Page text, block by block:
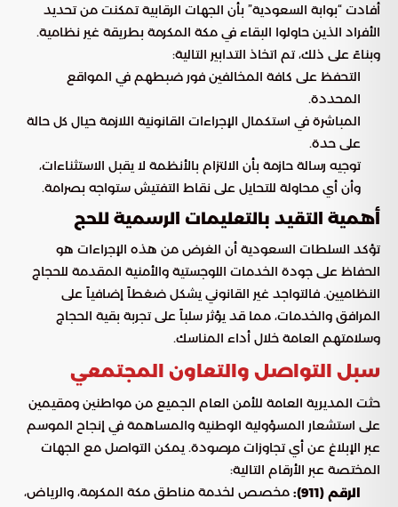
أفادت “بوابة السعودية” بأن الجهات الرقابية تمكنت من تحديد
الأفراد الذين حاولوا البقاء في مكة المكرمة بطريقة غير نظامية.
وبناءً على ذلك، تم اتخاذ التدابير التالية:
التحفظ على كافة المخالفين فور ضبطهم في المواقع
المحددة.
المباشرة في استكمال الإجراءات القانونية اللازمة حيال كل حالة
على حدة.
توجيه رسالة حازمة بأن الالتزام بالأنظمة لا يقبل الاستثناءات،
وأن أي محاولة للتحايل على نقاط التفتيش ستواجه بصرامة.
أهمية التقيد بالتعليمات الرسمية للحج
تؤكد السلطات السعودية أن الغرض من هذه الإجراءات هو
الحفاظ على جودة الخدمات اللوجستية والأمنية المقدمة للحجاج
النظاميين. فالتواجد غير القانوني يشكل ضغطاً إضافياً على
المرافق والخدمات، مما قد يؤثر سلباً على تجربة بقية الحجاج
وسلامتهم العامة خلال أداء المناسك.
سبل التواصل والتعاون المجتمعي
حثت المديرية العامة للأمن العام الجميع من مواطنين ومقيمين
على استشعار المسؤولية الوطنية والمساهمة في إنجاح الموسم
عبر الإبلاغ عن أي تجاوزات مرصودة. يمكن التواصل مع الجهات
المختصة عبر الأرقام التالية:
الرقم (911):
مخصص لخدمة مناطق مكة المكرمة، والرياض،